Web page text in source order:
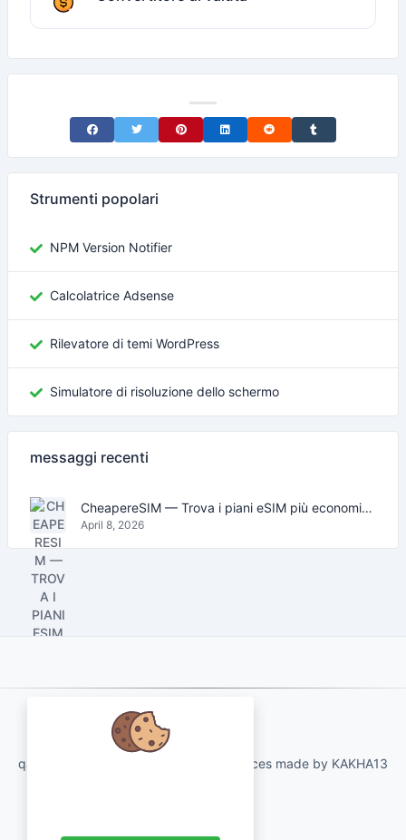
Share on Facebook
Share on TwitterShare on Pinterest
Share on LinkedIn
Share on RedditShare on Tumblr
Strumenti popolari
NPM Version Notifier
Calcolatrice Adsense
Rilevatore di temi WordPress
Simulatore di risoluzione dello schermo
messaggi recenti
CheapereSIM — Trova i piani eSIM più economici per viaggiare nel 2026
April 8, 2026
qartvelo.com free online tools and services made by KAKHA13